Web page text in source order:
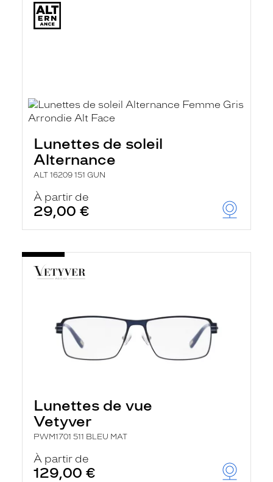
Lunettes de soleil
Alternance
ALT 16209 151 GUN
À partir de
29,00 €
Lunettes de vue
Vetyver
PWM1701 511 BLEU MAT
À partir de
129,00 €